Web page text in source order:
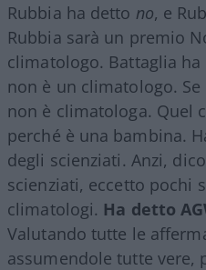
Rubbia ha detto no, e
Rubbia sarà un premio
climatologo. Battaglia ha
non è un climatologo.
non è climatologa. Quel
perché è una bambina.
degli scienziati. Anzi,
scienziati, eccetto pochi
climatologi. Ha detto
Valutando tutte le
assumendole tutte vere,